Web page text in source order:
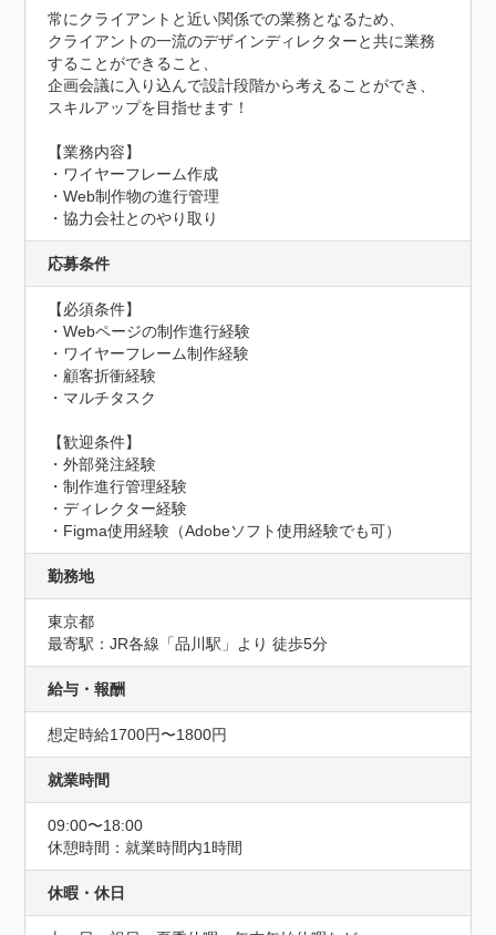
常にクライアントと近い関係での業務となるため、
クライアントの一流のデザインディレクターと共に業務
することができること、
企画会議に入り込んで設計段階から考えることができ、
スキルアップを目指せます！
【業務内容】
・ワイヤーフレーム作成
・Web制作物の進行管理
・協力会社とのやり取り
応募条件
【必須条件】
・Webページの制作進行経験
・ワイヤーフレーム制作経験
・顧客折衝経験
・マルチタスク
【歓迎条件】
・外部発注経験
・制作進行管理経験
・ディレクター経験
・Figma使用経験（Adobeソフト使用経験でも可）
勤務地
東京都
最寄駅：JR各線「品川駅」より 徒歩5分
給与・報酬
想定時給1700円〜1800円
就業時間
09:00〜18:00
休憩時間：就業時間内1時間
休暇・休日